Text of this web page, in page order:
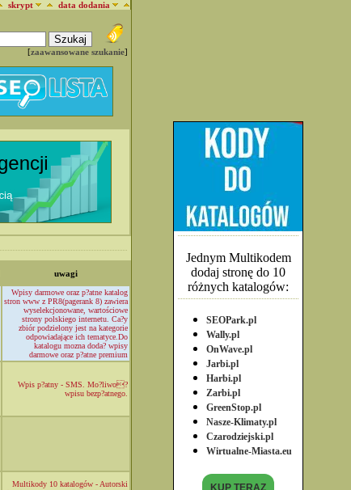
Jednym Multikodem
dodaj stronę do 10
różnych katalogów:
SEOPark.pl
Wally.pl
OnWave.pl
Jarbi.pl
Harbi.pl
Zarbi.pl
GreenStop.pl
Nasze-Klimaty.pl
Czarodziejski.pl
Wirtualne-Miasta.eu
KUP TERAZ
skrypt data dodania
[zaawansowane szukanie]
uwagi
Wpisy darmowe oraz p?atne katalog
stron www z PR8(pagerank 8) zawiera
wyselekcjonowane, wartościowe
strony polskiego internetu. Ca?y
zbiór podzielony jest na kategorie
odpowiadające ich tematyce.Do
katalogu mozna doda? wpisy
darmowe oraz p?atne premium
Wpis p?atny - SMS. Mo?liwo?
wpisu bezp?atnego.
Multikody 10 katalogów - Autorski